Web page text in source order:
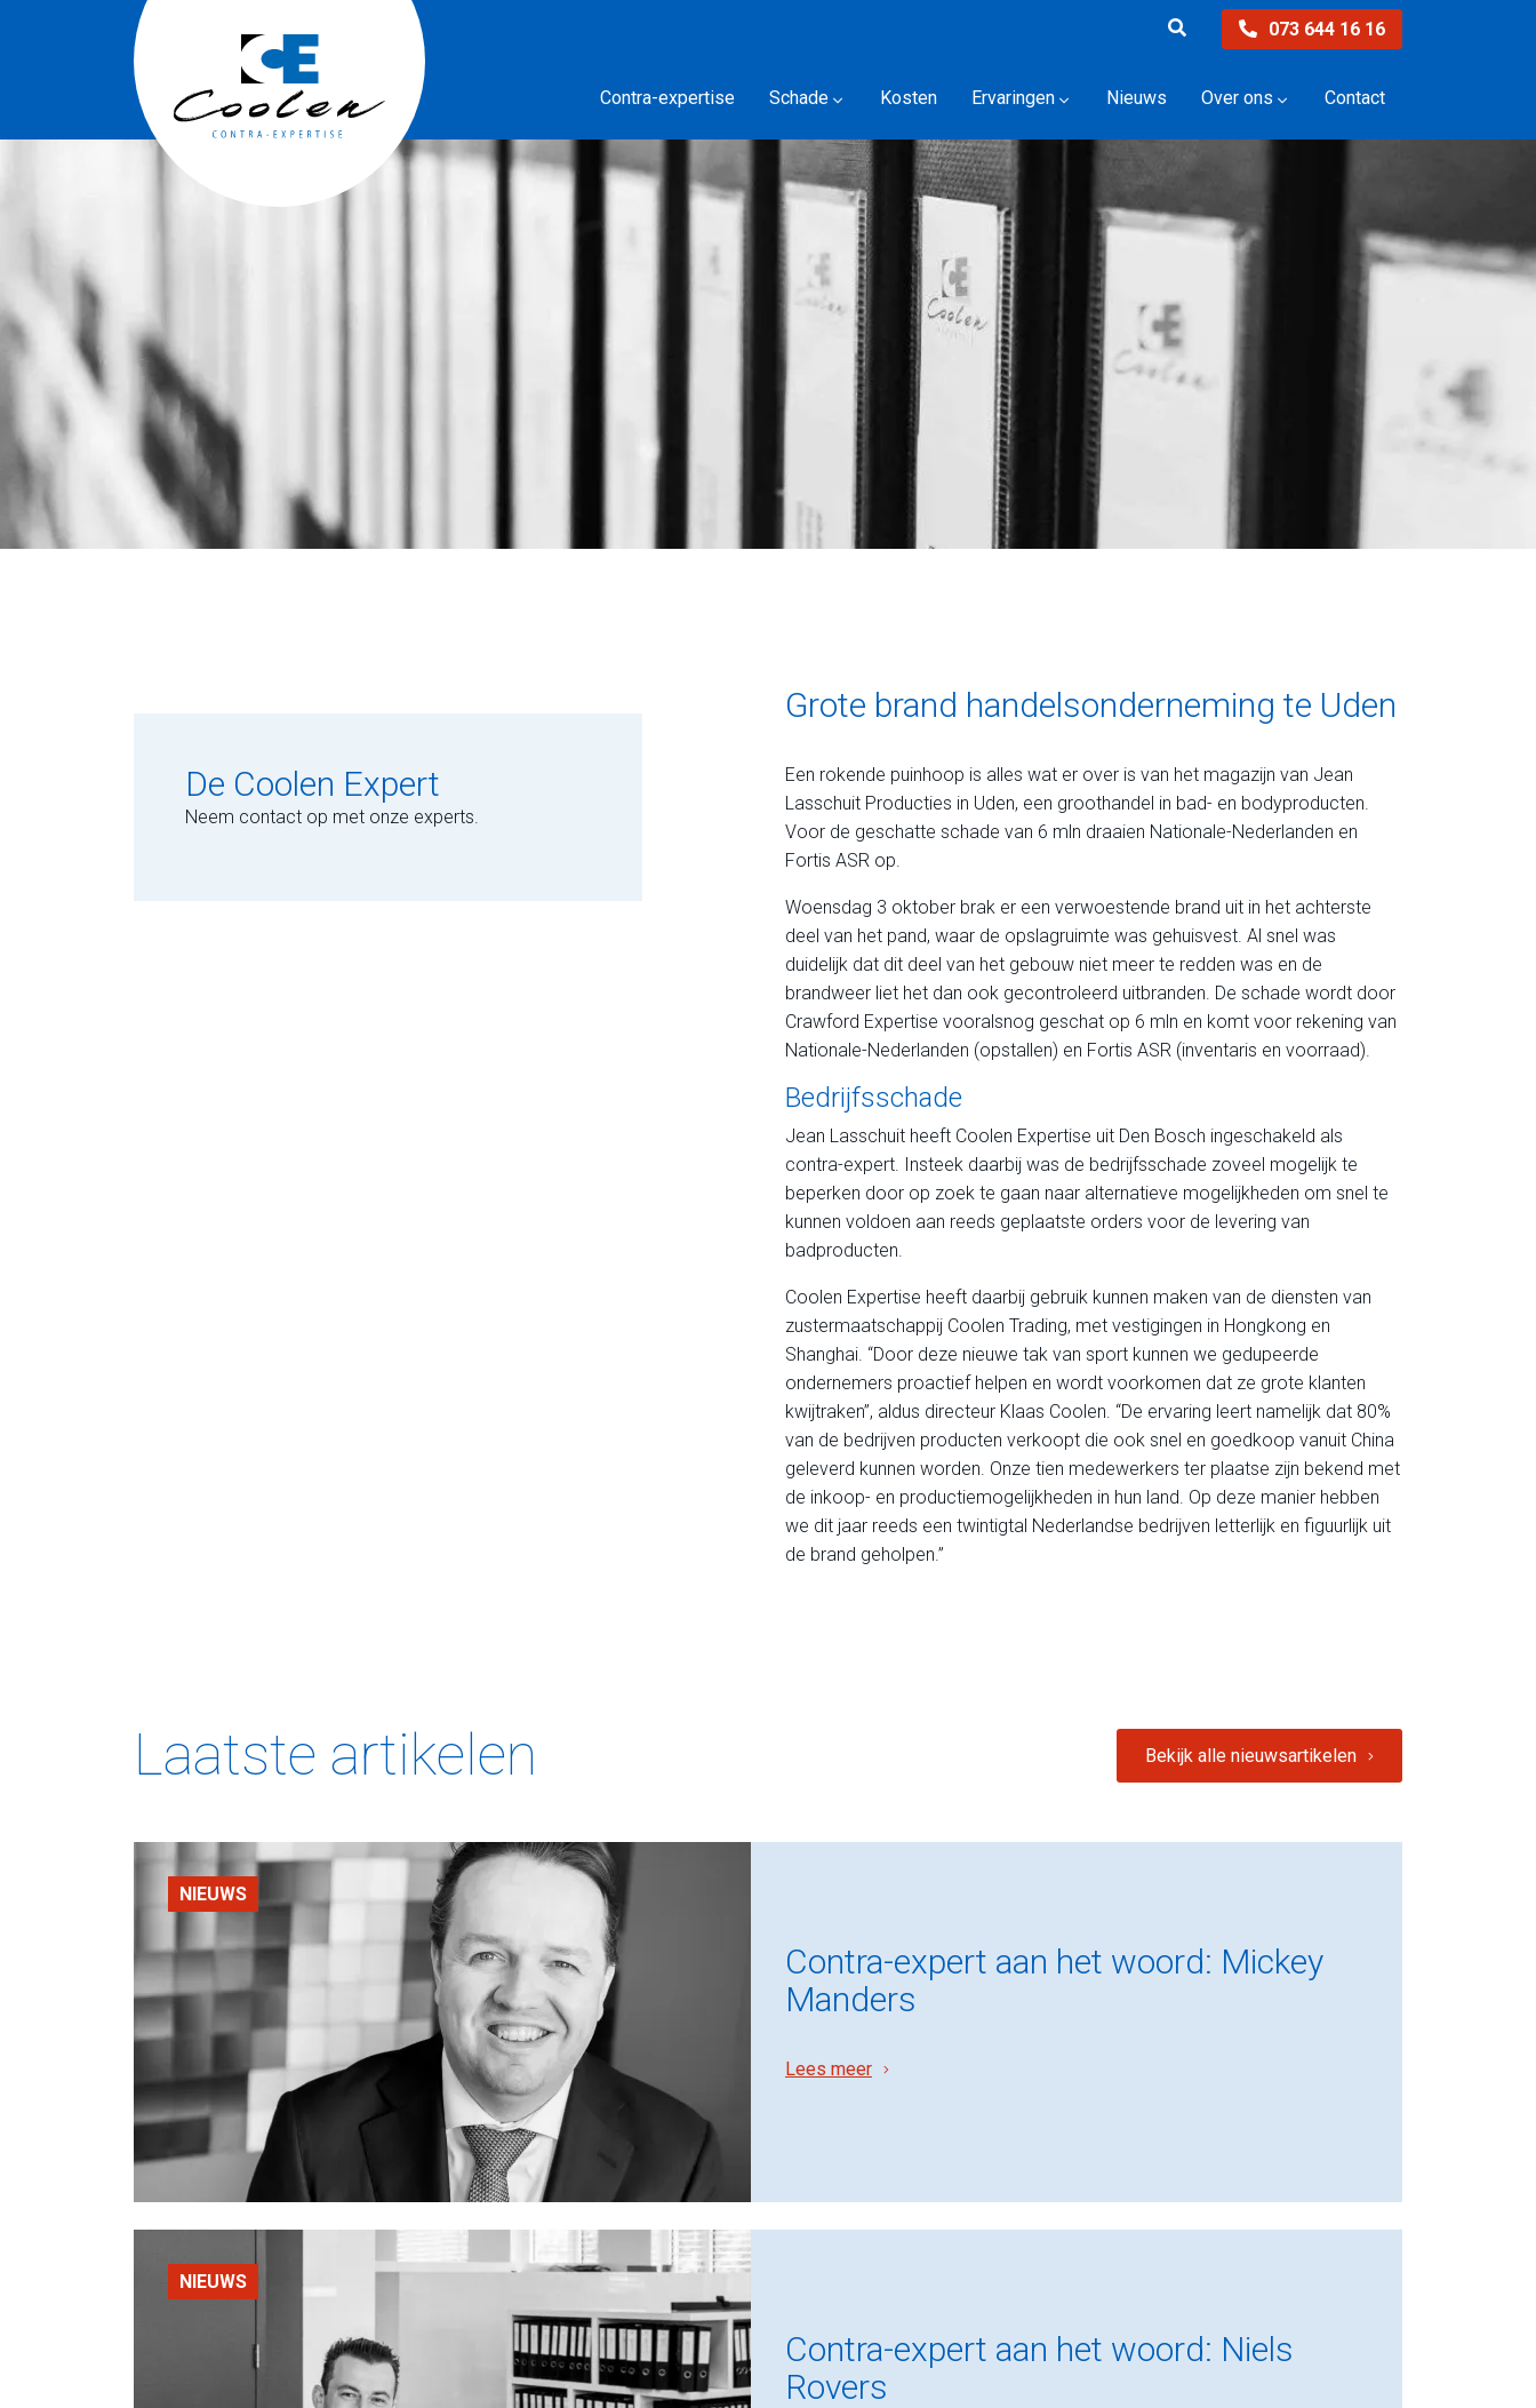
073 644 16 16
Contra-expertise Schade Kosten Ervaringen Nieuws Over ons Contact
Grote brand handelsonderneming te Uden
Een rokende puinhoop is alles wat er over is van het magazijn van Jean
Lasschuit Producties in Uden, een groothandel in bad- en bodyproducten.
Voor de geschatte schade van 6 mln draaien Nationale-Nederlanden en
Fortis ASR op.
Woensdag 3 oktober brak er een verwoestende brand uit in het achterste
deel van het pand, waar de opslagruimte was gehuisvest. Al snel was
duidelijk dat dit deel van het gebouw niet meer te redden was en de
brandweer liet het dan ook gecontroleerd uitbranden. De schade wordt door
Crawford Expertise vooralsnog geschat op 6 mln en komt voor rekening van
Nationale-Nederlanden (opstallen) en Fortis ASR (inventaris en voorraad).
Bedrijfsschade
Jean Lasschuit heeft Coolen Expertise uit Den Bosch ingeschakeld als
contra-expert. Insteek daarbij was de bedrijfsschade zoveel mogelijk te
beperken door op zoek te gaan naar alternatieve mogelijkheden om snel te
kunnen voldoen aan reeds geplaatste orders voor de levering van
badproducten.
Coolen Expertise heeft daarbij gebruik kunnen maken van de diensten van
zustermaatschappij Coolen Trading, met vestigingen in Hongkong en
Shanghai. “Door deze nieuwe tak van sport kunnen we gedupeerde
ondernemers proactief helpen en wordt voorkomen dat ze grote klanten
kwijtraken”, aldus directeur Klaas Coolen. “De ervaring leert namelijk dat 80%
van de bedrijven producten verkoopt die ook snel en goedkoop vanuit China
geleverd kunnen worden. Onze tien medewerkers ter plaatse zijn bekend met
de inkoop- en productiemogelijkheden in hun land. Op deze manier hebben
we dit jaar reeds een twintigtal Nederlandse bedrijven letterlijk en figuurlijk uit
de brand geholpen.”
De Coolen Expert
Neem contact op met onze experts.
Laatste artikelen Bekijk alle nieuwsartikelen
NIEUWS
Contra-expert aan het woord: Mickey
Manders
Lees meer
NIEUWS
Contra-expert aan het woord: Niels
Rovers